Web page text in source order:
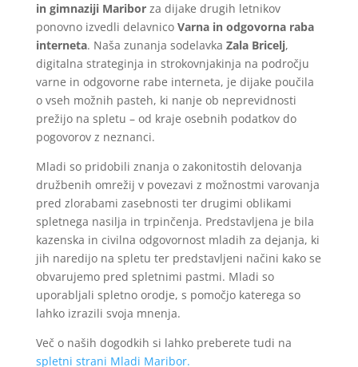
in gimnaziji Mariborza dijake drugih letnikov
ponovno izvedli delavnico Varna in odgovorna raba
interneta. Naša zunanja sodelavka Zala Bricelj,
digitalna strateginja in strokovnjakinja na področju
varne in odgovorne rabe interneta, je dijake poučila
o vseh možnih pasteh, ki nanje ob neprevidnosti
prežijo na spletu – od kraje osebnih podatkov do
pogovorov z neznanci.
Mladi so pridobili znanja o zakonitostih delovanja
družbenih omrežij v povezavi z možnostmi varovanja
pred zlorabami zasebnosti ter drugimi oblikami
spletnega nasilja in trpinčenja. Predstavljena je bila
kazenska in civilna odgovornost mladih za dejanja, ki
jih naredijo na spletu ter predstavljeni načini kako se
obvarujemo pred spletnimi pastmi. Mladi so
uporabljali spletno orodje, s pomočjo katerega so
lahko izrazili svoja mnenja.
Več o naših dogodkih si lahko preberete tudi na
spletni strani Mladi Maribor.